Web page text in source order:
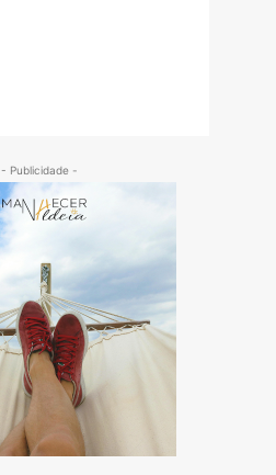
- Publicidade -